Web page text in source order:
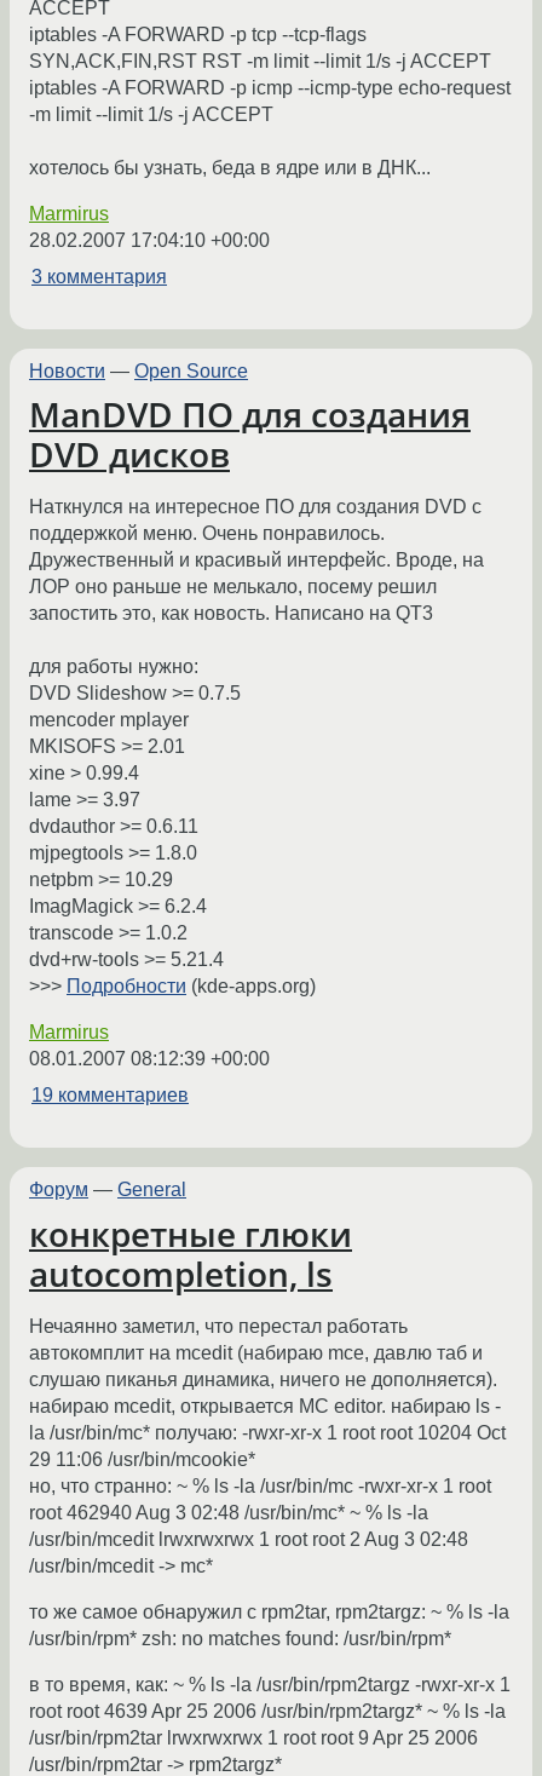
ACCEPT
iptables -A FORWARD -p tcp --tcp-flags
SYN,ACK,FIN,RST RST -m limit --limit 1/s -j ACCEPT
iptables -A FORWARD -p icmp --icmp-type echo-request
-m limit --limit 1/s -j ACCEPT
хотелось бы узнать, беда в ядре или в ДНК...
Marmirus
28.02.2007 17:04:10 +00:00
3 комментария
Новости — Open Source
ManDVD ПО для создания
DVD дисков
Наткнулся на интересное ПО для создания DVD с
поддержкой меню. Очень понравилось.
Дружественный и красивый интерфейс. Вроде, на
ЛОР оно раньше не мелькало, посему решил
запостить это, как новость. Написано на QT3
для работы нужно:
DVD Slideshow >= 0.7.5
mencoder mplayer
MKISOFS >= 2.01
xine > 0.99.4
lame >= 3.97
dvdauthor >= 0.6.11
mjpegtools >= 1.8.0
netpbm >= 10.29
ImagMagick >= 6.2.4
transcode >= 1.0.2
dvd+rw-tools >= 5.21.4
>>> Подробности (kde-apps.org)
Marmirus
08.01.2007 08:12:39 +00:00
19 комментариев
Форум — General
конкретные глюки
autocompletion, ls
Нечаянно заметил, что перестал работать
автокомплит на mcedit (набираю mce, давлю таб и
слушаю пиканья динамика, ничего не дополняется).
набираю mcedit, открывается MC editor. набираю ls -
la /usr/bin/mc* получаю: -rwxr-xr-x 1 root root 10204 Oct
29 11:06 /usr/bin/mcookie*
но, что странно: ~ % ls -la /usr/bin/mc -rwxr-xr-x 1 root
root 462940 Aug 3 02:48 /usr/bin/mc* ~ % ls -la
/usr/bin/mcedit lrwxrwxrwx 1 root root 2 Aug 3 02:48
/usr/bin/mcedit -> mc*
то же самое обнаружил с rpm2tar, rpm2targz: ~ % ls -la
/usr/bin/rpm* zsh: no matches found: /usr/bin/rpm*
в то время, как: ~ % ls -la /usr/bin/rpm2targz -rwxr-xr-x 1
root root 4639 Apr 25 2006 /usr/bin/rpm2targz* ~ % ls -la
/usr/bin/rpm2tar lrwxrwxrwx 1 root root 9 Apr 25 2006
/usr/bin/rpm2tar -> rpm2targz*